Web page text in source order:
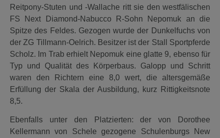
Reitpony-Stuten und -Wallache ritt sie den westfälischen
FS Next Diamond-Nabucco R-Sohn Nepomuk an die
Spitze des Feldes. Gezogen wurde der Dunkelfuchs von
der ZG Tillmann-Oelrich. Besitzer ist der Stall Sportpferde
Scholz. Im Trab erhielt Nepomuk eine glatte 9, ebenso für
Typ und Qualität des Körperbaus. Galopp und Schritt
waren den Richtern eine 8,0 wert, die altersgemäße
Erfüllung der Skala der Ausbildung, kurz Rittigkeitsnote
8,5.
Ebenfalls unter den Platzierten: der von Dorothee
Kellermann von Schele gezogene Schulenburgs New